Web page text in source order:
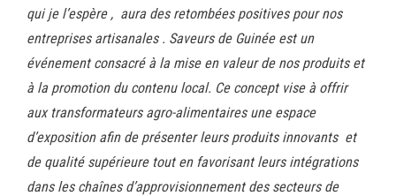
qui je l’espère , aura des retombées positives pour nos
entreprises artisanales . Saveurs de Guinée est un
événement consacré à la mise en valeur de nos produits et
à la promotion du contenu local. Ce concept vise à offrir
aux transformateurs agro-alimentaires une espace
d’exposition afin de présenter leurs produits innovants et
de qualité supérieure tout en favorisant leurs intégrations
dans les chaînes d’approvisionnement des secteurs de